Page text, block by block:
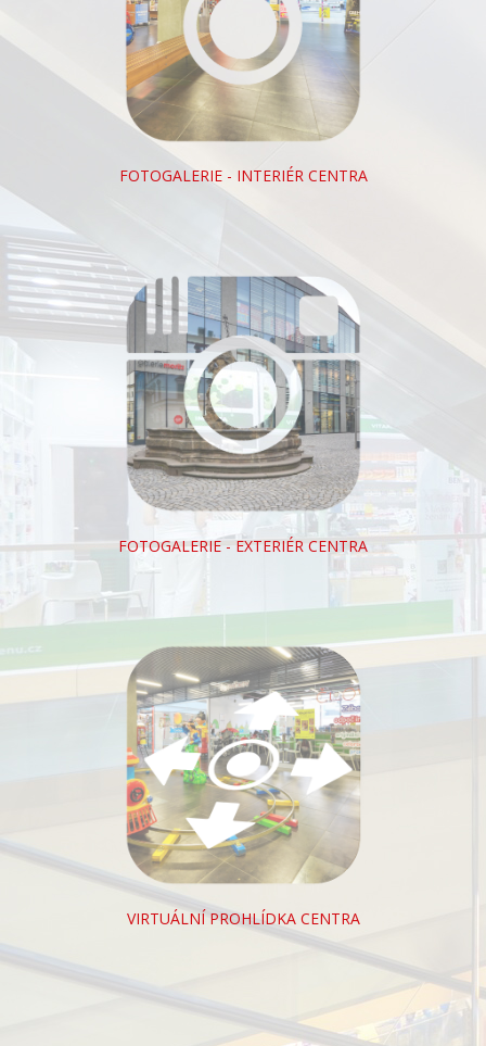
FOTOGALERIE - INTERIÉR CENTRA
FOTOGALERIE - EXTERIÉR CENTRA
VIRTUÁLNÍ PROHLÍDKA CENTRA